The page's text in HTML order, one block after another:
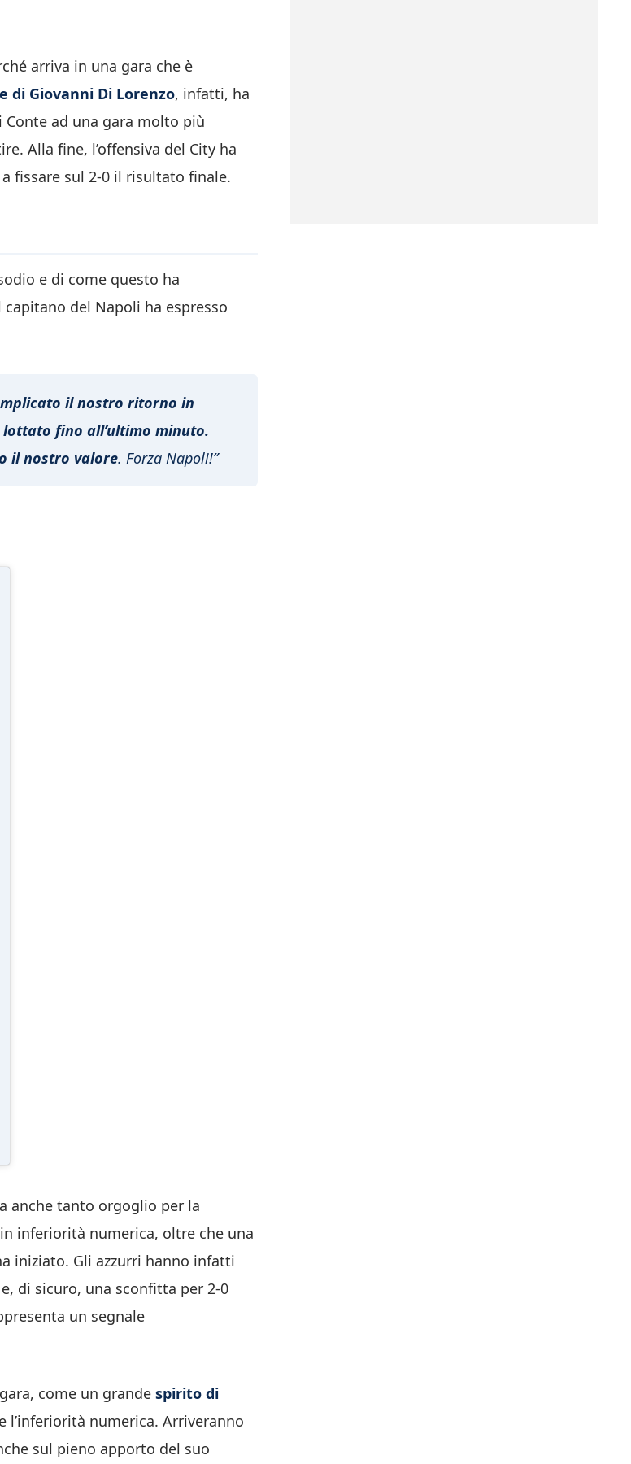
arriva in una gara che è
di Giovanni Di Lorenzo, infatti, ha
ad una gara molto più
Alla fine, l’offensiva del City ha
fissare sul 2-0 il risultato finale.
e di come questo ha
del Napoli ha espresso
il nostro ritorno in
lottato fino all’ultimo minuto.
il nostro valore. Forza Napoli!”
anche tanto orgoglio per la
inferiorità numerica, oltre che una
iniziato. Gli azzurri hanno infatti
di sicuro, una sconfitta per 2-0
un segnale
come un grande spirito di
numerica. Arriveranno
sul pieno apporto del suo